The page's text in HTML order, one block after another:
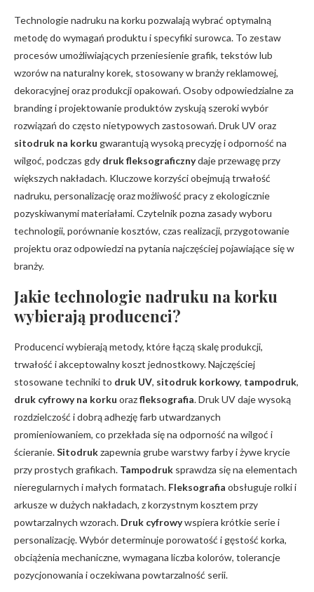
Technologie nadruku na korku pozwalają wybrać optymalną
metodę do wymagań produktu i specyfiki surowca. To zestaw
procesów umożliwiających przeniesienie grafik, tekstów lub
wzorów na naturalny korek, stosowany w branży reklamowej,
dekoracyjnej oraz produkcji opakowań. Osoby odpowiedzialne za
branding i projektowanie produktów zyskują szeroki wybór
rozwiązań do często nietypowych zastosowań. Druk UV oraz
sitodruk na korku gwarantują wysoką precyzję i odporność na
wilgoć, podczas gdy druk fleksograficznydaje przewagę przy
większych nakładach. Kluczowe korzyści obejmują trwałość
nadruku, personalizację oraz możliwość pracy z ekologicznie
pozyskiwanymi materiałami. Czytelnik pozna zasady wyboru
technologii, porównanie kosztów, czas realizacji, przygotowanie
projektu oraz odpowiedzi na pytania najczęściej pojawiające się w
branży.
Jakie technologie nadruku na korku
wybierają producenci?
Producenci wybierają metody, które łączą skalę produkcji,
trwałość i akceptowalny koszt jednostkowy. Najczęściej
stosowane techniki to druk UV, sitodruk korkowy, tampodruk,
druk cyfrowy na korku orazfleksografia. Druk UV daje wysoką
rozdzielczość i dobrą adhezję farb utwardzanych
promieniowaniem, co przekłada się na odporność na wilgoć i
ścieranie.Sitodrukzapewnia grube warstwy farby i żywe krycie
przy prostych grafikach. Tampodruk sprawdza się na elementach
nieregularnych i małych formatach. Fleksografia obsługuje rolki i
arkusze w dużych nakładach, z korzystnym kosztem przy
powtarzalnych wzorach. Druk cyfrowywspiera krótkie serie i
personalizację. Wybór determinuje porowatość i gęstość korka,
obciążenia mechaniczne, wymagana liczba kolorów, tolerancje
pozycjonowania i oczekiwana powtarzalność serii.